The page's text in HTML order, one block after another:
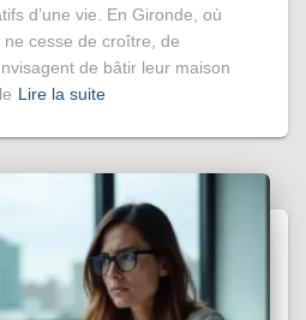
d’une vie. En Gironde, où
ne cesse de croître, de
de bâtir leur maison
Lire la suite